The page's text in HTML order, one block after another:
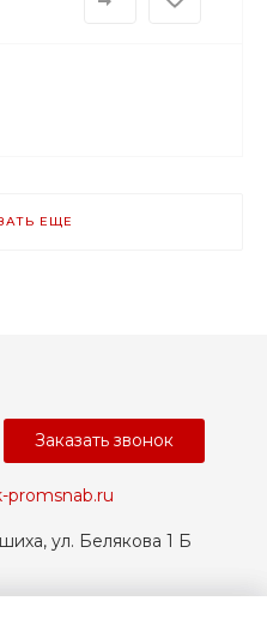
ЕЩЕ
promsnab.ru
ул. Белякова 1 Б
Заказать звонок